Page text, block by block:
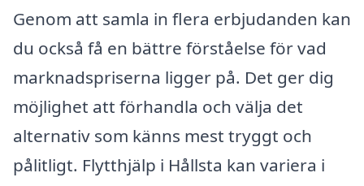
Genom att samla in flera erbjudanden kan
du också få en bättre förståelse för vad
marknadspriserna ligger på. Det ger dig
möjlighet att förhandla och välja det
alternativ som känns mest tryggt och
pålitligt. Flytthjälp i Hållsta kan variera i